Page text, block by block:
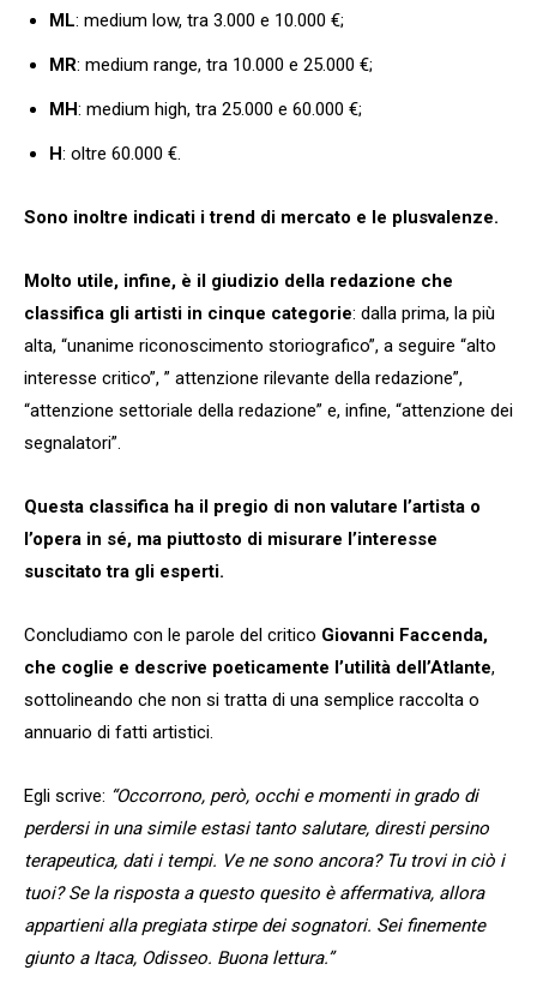
ML: medium low, tra 3.000 e 10.000 €;
MR: medium range, tra 10.000 e 25.000 €;
MH: medium high, tra 25.000 e 60.000 €;
H: oltre 60.000 €.
Sono inoltre indicati i trend di mercato e le plusvalenze.
Molto utile, infine, è il giudizio della redazione che
classifica gli artisti in cinque categorie: dalla prima, la più
alta, “unanime riconoscimento storiografico”, a seguire “alto
interesse critico”, ” attenzione rilevante della redazione”,
“attenzione settoriale della redazione” e, infine, “attenzione dei
segnalatori”.
Questa classifica ha il pregio di non valutare l’artista o
l’opera in sé, ma piuttosto di misurare l’interesse
suscitato tra gli esperti.
Concludiamo con le parole del critico Giovanni Faccenda,
che coglie e descrive poeticamente l’utilità dell’Atlante,
sottolineando che non si tratta di una semplice raccolta o
annuario di fatti artistici.
Egli scrive: “Occorrono, però, occhi e momenti in grado di
perdersi in una simile estasi tanto salutare, diresti persino
terapeutica, dati i tempi. Ve ne sono ancora? Tu trovi in ciò i
tuoi? Se la risposta a questo quesito è affermativa, allora
appartieni alla pregiata stirpe dei sognatori. Sei finemente
giunto a Itaca, Odisseo. Buona lettura.”